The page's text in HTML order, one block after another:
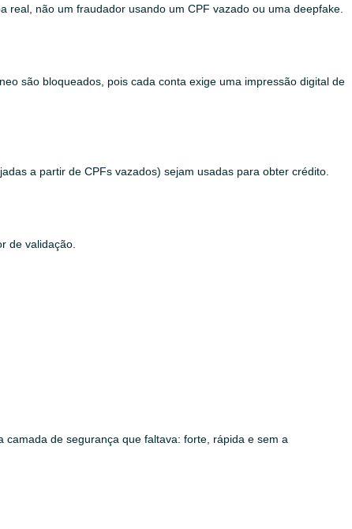
real, não um fraudador usando um CPF vazado ou uma deepfake.
são bloqueados, pois cada conta exige uma impressão digital de
a partir de CPFs vazados) sejam usadas para obter crédito.
de validação.
camada de segurança que faltava: forte, rápida e sem a